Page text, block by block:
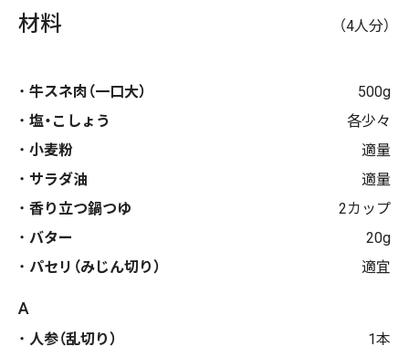
材料 （4人分）
牛スネ肉（一口大）
500g
塩・こしょう
各少々
小麦粉
適量
サラダ油
適量
香り立つ鍋つゆ
2カップ
バター
20g
パセリ（みじん切り）
適宜
A
人参（乱切り）
1本